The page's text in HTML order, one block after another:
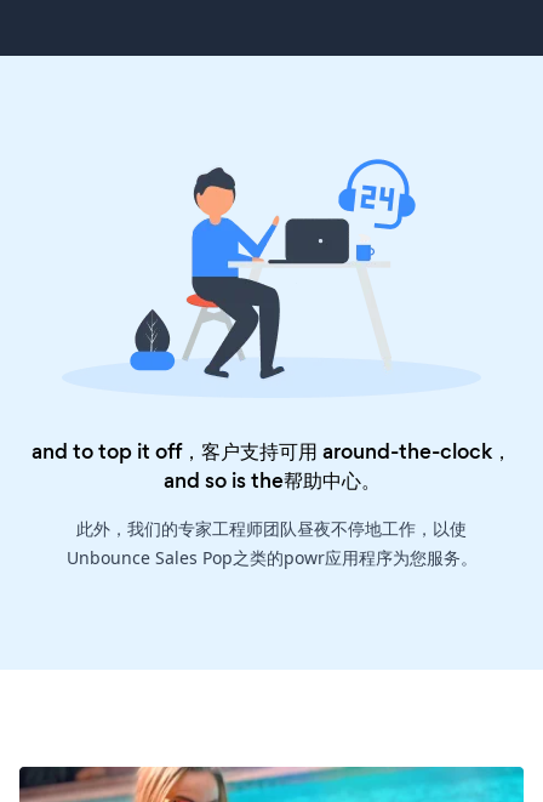
and to top it off，客户支持可用 around-the-clock，
and so is the帮助中心。
此外，我们的专家工程师团队昼夜不停地工作，以使
Unbounce Sales Pop之类的powr应用程序为您服务。